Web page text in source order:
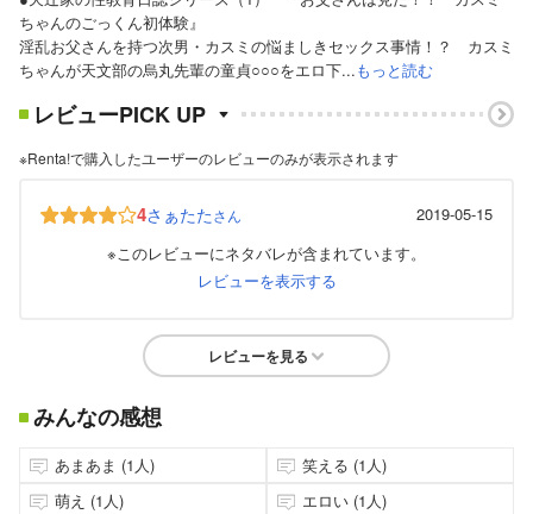
ちゃんのごっくん初体験』
淫乱お父さんを持つ次男・カスミの悩ましきセックス事情！？ カスミ
ちゃんが天文部の烏丸先輩の童貞○○○をエロ下...もっと読む
レビューPICK UP
※Renta!で購入したユーザーのレビューのみが表示されます
4さぁたたさん
2019-05-15
※このレビューにネタバレが含まれています。
レビューを表示する
レビューを見る
みんなの感想
あまあま (1人)
笑える (1人)
萌え (1人)
エロい (1人)